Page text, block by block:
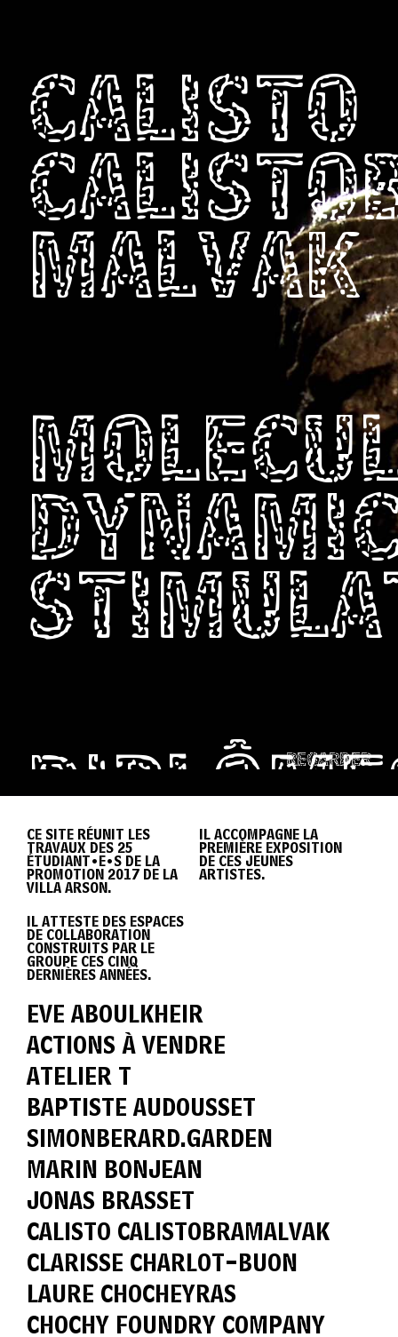
REGARDER
CALISTO
MALVAK
VILLA
ARSON
2017
CE SITE RÉUNIT LES
TRAVAUX DES 25
ÉTUDIANT•E•S DE LA
PROMOTION 2017 DE LA
VILLA ARSON.
IL ACCOMPAGNE LA
PREMIÈRE EXPOSITION
DE CES JEUNES
ARTISTES.
IL ATTESTE DES ESPACES
DE COLLABORATION
CONSTRUITS PAR LE
GROUPE CES CINQ
DERNIÈRES ANNÉES.
EVE ABOULKHEIR
ACTIONS À VENDRE
ATELIER T
BAPTISTE AUDOUSSET
SIMONBERARD.GARDEN
MARIN BONJEAN
JONAS BRASSET
CALISTO CALISTOBRAMALVAK
CLARISSE CHARLOT-BUON
LAURE CHOCHEYRAS
CHOCHY FOUNDRY COMPANY